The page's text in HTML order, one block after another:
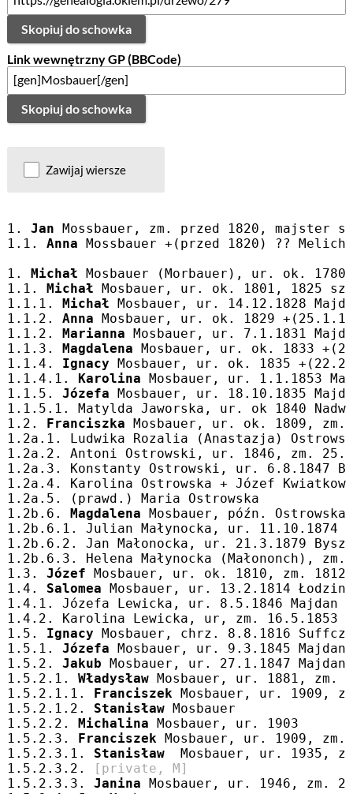
Skopiuj do schowka
Link wewnętrzny GP (BBCode)
Skopiuj do schowka
Zawijaj wiersze
1. Jan Mossbauer, zm. przed 1820, majster
1.1. Anna Mossbauer +(przed 1820) ?? Melicha
1. Michał Mosbauer (Morbauer), ur. ok.
1.1. Michał Mosbauer, ur. ok. 1801, 1825
1.1.1. Michał Mosbauer, ur. 14.12.1828
1.1.2. Anna Mosbauer, ur. ok. 1829
1.1.2. Marianna Mosbauer, ur. 7.1.1831
1.1.3. Magdalena Mosbauer, ur. ok. 1833
1.1.4. Ignacy Mosbauer, ur. ok. 1835
1.1.4.1. Karolina Mosbauer, ur. 1.1.1853
1.1.5. Józefa Mosbauer, ur. 18.10.1835
1.1.5.1. Matylda Jaworska, ur. ok 1840
1.2. Franciszka Mosbauer, ur. ok. 1809, zm.
1.2a.1. Ludwika Rozalia (Anastazja)
1.2a.2. Antoni Ostrowski, ur. 1846, zm.
1.2a.3. Konstanty Ostrowski, ur. 6.8.1847
1.2a.4. Karolina Ostrowska + Józef
1.2a.5. (prawd.) Maria Ostrowska
1.2b.6. Magdalena Mosbauer, późn.
1.2b.6.1. Julian Małynocka, ur. 11.10.1874
1.2b.6.2. Jan Małonocka, ur. 21.3.1879
1.2b.6.3. Helena Małynocka (Małononch),
1.3. Józef Mosbauer, ur. ok. 1810, zm.
1.4. Salomea Mosbauer, ur. 13.2.1814
1.4.1. Józefa Lewicka, ur. 8.5.1846 Majdan
1.4.2. Karolina Lewicka, ur, zm. 16.5.1853
1.5. Ignacy Mosbauer, chrz. 8.8.1816
1.5.1. Józefa Mosbauer, ur. 9.3.1845 Majdan
1.5.2. Jakub Mosbauer, ur. 27.1.1847
1.5.2.1. Władysław Mosbauer, ur. 1881, zm.
1.5.2.1.1. Franciszek Mosbauer, ur. 1909,
1.5.2.1.2. Stanisław Mosbauer
1.5.2.2. Michalina Mosbauer, ur. 1903
1.5.2.3. Franciszek Mosbauer, ur. 1909, zm.
1.5.2.3.1. Stanisław
Mosbauer, ur. 1935,
1.5.2.3.2.
[private, M]
1.5.2.3.3. Janina Mosbauer, ur. 1946, zm.